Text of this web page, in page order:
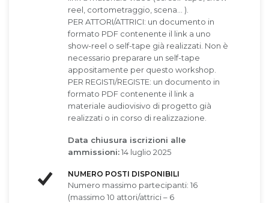
reel, cortometraggio, scena… ).
PER ATTORI/ATTRICI: un documento in
formato PDF contenente il link a uno
show-reel o self-tape già realizzati. Non è
necessario preparare un self-tape
appositamente per questo workshop.
PER REGISTI/REGISTE: un documento in
formato PDF contenente il link a
materiale audiovisivo di progetto già
realizzati o in corso di realizzazione.
Data chiusura iscrizioni alIe
ammissioni:14 luglio 2025
NUMERO POSTI DISPONIBILI
Numero massimo partecipanti: 16
(massimo 10 attori/attrici – 6